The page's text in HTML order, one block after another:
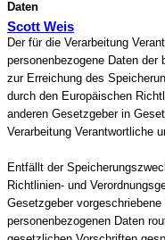
Scott Weis
Daten
Der für die Verarbeitung
personenbezogene Daten der
zur Erreichung des
durch den Europäischen
anderen Gesetzgeber in
Verarbeitung Verantwortliche
Entfällt der
Richtlinien- und
Gesetzgeber
personenbezogenen Daten